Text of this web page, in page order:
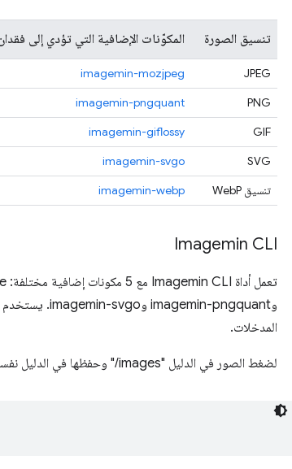
تنسيق الصورة المكوّنات الإضافية التي تؤدي إلى
JPEG
imagemin-mozjpeg
PNG
imagemin-pngquant
GIF
imagemin-giflossy
SVG
imagemin-svgo
تنسيق WebP
imagemin-webp
Imagemin CLI
المدخلات.
لضغط الصور في الدليل "images/" وحفظها في الدليل نفسه، نفِّذ الأمر التالي (سيتم استبدال الملفات الأصلية):